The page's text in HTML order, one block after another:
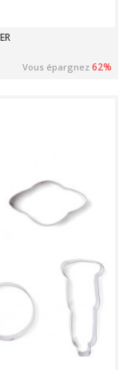
Vous épargnez62%